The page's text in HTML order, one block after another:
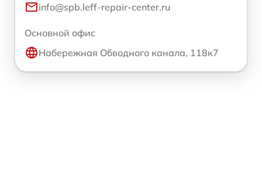
info@spb.leff-repair-center.ru
Основной офис
Набережная Обводного канала, 118к7